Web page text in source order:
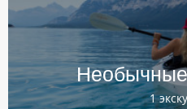
Необычные
1